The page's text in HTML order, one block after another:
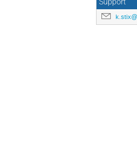
Support